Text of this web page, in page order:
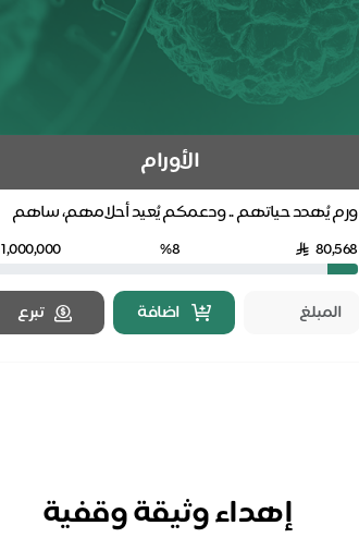
الأورام
ورم يُهدد حياتهم .. ودعمكم يُعيد أحلامهم، ساهم
بعلاج مرضى الأورام ليبدأوا رحلة العلاج
80,568
%8
1,000,000
اضافة تبرع
إهداء وثيقة وقفية